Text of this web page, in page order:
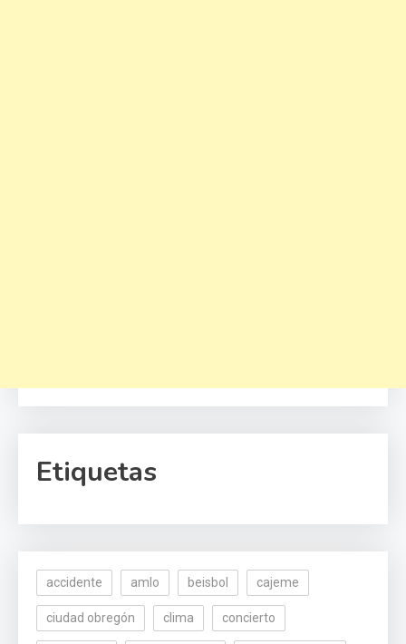
Etiquetas
accidente amlo beisbol cajeme
ciudad obregón clima concierto